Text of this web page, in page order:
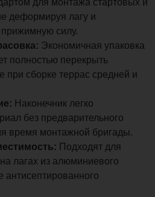
для монтажа стартовых и
деформируя лагу и
силу.
Экономичная упаковка
полностью перекрыть
при сборке террас средней и
Наконечник легко
без предварительного
время монтажной бригады.
Подходят для
лагах из алюминиевого